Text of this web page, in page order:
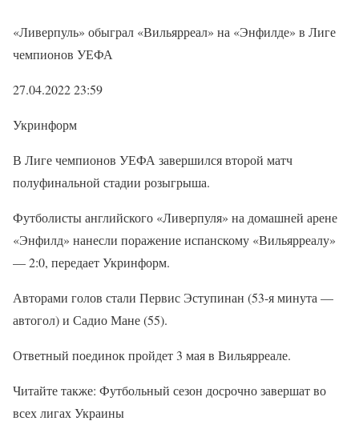
«Ливерпуль» обыграл «Вильярреал» на «Энфилде» в Лиге
чемпионов УЕФА
27.04.2022 23:59
Укринформ
В Лиге чемпионов УЕФА завершился второй матч
полуфинальной стадии розыгрыша.
Футболисты английского «Ливерпуля» на домашней арене
«Энфилд» нанесли поражение испанскому «Вильярреалу»
— 2:0, передает Укринформ.
Авторами голов стали Первис Эступинан (53-я минута —
автогол) и Садио Мане (55).
Ответный поединок пройдет 3 мая в Вильярреале.
Читайте также: Футбольный сезон досрочно завершат во
всех лигах Украины